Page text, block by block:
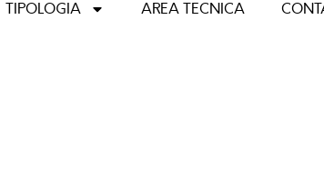
TIPOLOGIA AREA TECNICA